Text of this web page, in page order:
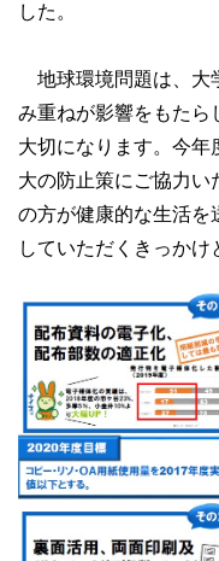
した。
地球環境問題は、大
み重ねが影響をもたら
大切になります。今
大の防止策にご協力い
の方が健康的な生活を
していただくきっかけ